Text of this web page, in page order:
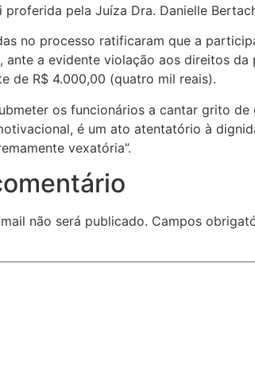
pela Juíza Dra. Danielle
no processo ratificaram que a
ante a evidente violação aos direitos
de R$ 4.000,00 (quatro mil reais).
os funcionários a cantar grito
é um ato atentatório à
vexatória”.
não será publicado. Campos